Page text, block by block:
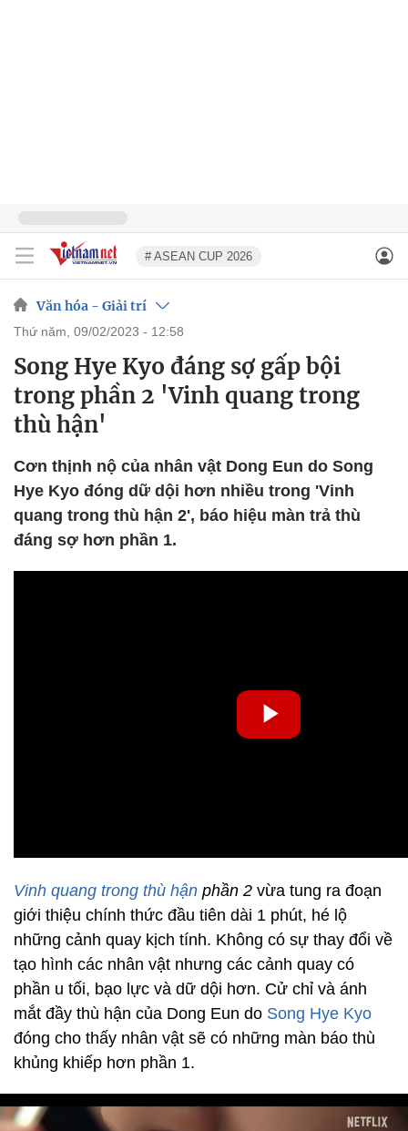
# ASEAN CUP 2026
Văn hóa - Giải trí
thứ năm, 09/02/2023 - 12:58
Song Hye Kyo đáng sợ gấp bội
trong phần 2 'Vinh quang trong
thù hận'
Cơn thịnh nộ của nhân vật Dong Eun do Song
Hye Kyo đóng dữ dội hơn nhiều trong 'Vinh
quang trong thù hận 2', báo hiệu màn trả thù
đáng sợ hơn phần 1.
Vinh quang trong thù hận phần 2 vừa tung ra đoạn
giới thiệu chính thức đầu tiên dài 1 phút, hé lộ
những cảnh quay kịch tính. Không có sự thay đổi về
tạo hình các nhân vật nhưng các cảnh quay có
phần u tối, bạo lực và dữ dội hơn. Cử chỉ và ánh
mắt đầy thù hận của Dong Eun do Song Hye Kyo
đóng cho thấy nhân vật sẽ có những màn báo thù
khủng khiếp hơn phần 1.